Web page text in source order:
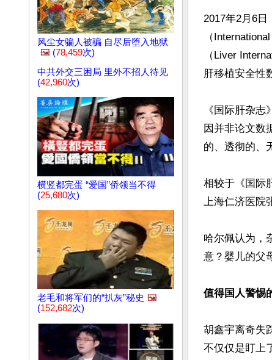
风尘女骗人被骗 自尽后堕入地狱
🖼️ (78,459次)
中共外交三困局 里外不招人待见
(42,960次)
横竖都完蛋 “爱国”侨领当不得
(25,680次)
老毛和将军们的“扒灰”秘史 🖼️
(152,682次)
2017年2月6
（
（Liver
肝移植安全性
《国际肝杂
因并非论文数
的、透彻的、
相较于《国际
上海仁济医院
哈尔佩认为，
意？婴儿的父
值得国人警惕
胡鑫宇离奇失
不仅仅是盯上